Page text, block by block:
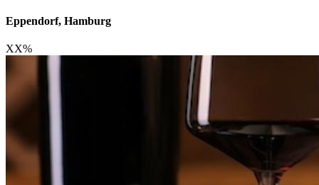
Eppendorf, Hamburg
XX%